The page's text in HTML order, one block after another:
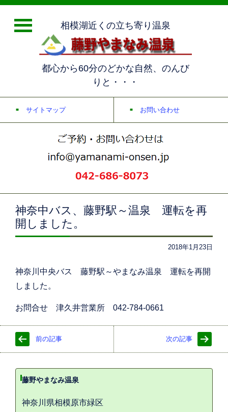
相模湖近くの立ち寄り温泉
都心から60分のどかな自然、のんび
りと・・・
サイトマップ お問い合わせ
神奈中バス、藤野駅～温泉 運転を再
開しました。
2018年1月23日
神奈川中央バス 藤野駅～やまなみ温泉 運転を再開
しました。
お問合せ 津久井営業所 042-784-0661
前の記事 次の記事
藤野やまなみ温泉
神奈川県相模原市緑区